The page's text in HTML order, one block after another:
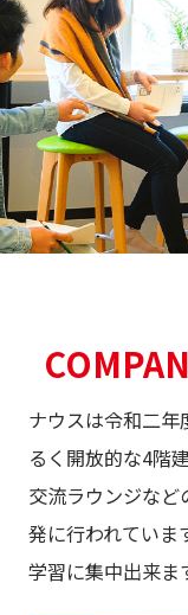
ナウスは令和二
るく開放的な4階
交流ラウンジな
発に行われていま
学習に集中出来ま